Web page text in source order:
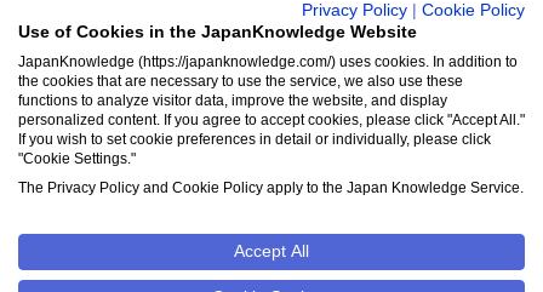
サンプル公開辞書・事典一覧
料金・収録コンテンツ
新規入会はこちら
クッキーポリシー Cookie設定
Privacy Policy
Cookie Policy
Use of Cookies in the JapanKnowledge Website
JapanKnowledge (https://japanknowledge.com/) uses cookies. In addition to
the cookies that are necessary to use the service, we also use these
functions to analyze visitor data, improve the website, and display
personalized content. If you agree to accept cookies, please click "Accept All."
If you wish to set cookie preferences in detail or individually, please click
"Cookie Settings."
The Privacy Policy and Cookie Policy apply to the Japan Knowledge Service.
Accept All